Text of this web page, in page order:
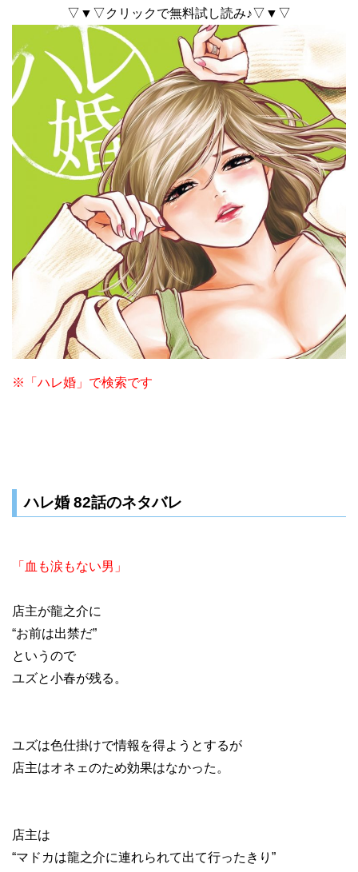
▽▼▽クリックで無料試し読み♪▽▼▽
※「ハレ婚」で検索です
ハレ婚 82話のネタバレ
「血も涙もない男」
店主が龍之介に
“お前は出禁だ”
というので
ユズと小春が残る。
ユズは色仕掛けで情報を得ようとするが
店主はオネェのため効果はなかった。
店主は
“マドカは龍之介に連れられて出て行ったきり”